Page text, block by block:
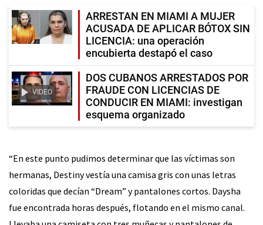
ARRESTAN EN MIAMI A MUJER
ACUSADA DE APLICAR BÓTOX SIN
LICENCIA: una operación
encubierta destapó el caso
VIDEO
DOS CUBANOS ARRESTADOS POR
FRAUDE CON LICENCIAS DE
CONDUCIR EN MIAMI: investigan
esquema organizado
“En este punto pudimos determinar que las víctimas son
hermanas, Destiny vestía una camisa gris con unas letras
coloridas que decían “Dream” y pantalones cortos. Daysha
fue encontrada horas después, flotando en el mismo canal.